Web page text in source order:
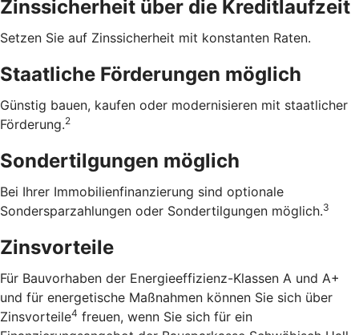
Zinssicherheit über die ­Kreditlaufzeit
Setzen Sie auf Zinssicherheit mit konstanten Raten.
Staatliche Förderungen möglich
Günstig bauen, kaufen oder modernisieren mit staatlicher
Förderung.2
Sondertilgungen möglich
Bei Ihrer Immobilienfinanzierung sind optionale
Sondersparzahlungen oder Sondertilgungen möglich.3
Zinsvorteile
Für Bauvorhaben der Energieeffizienz-Klassen A und A+
und für energetische Maßnahmen können Sie sich über
Zinsvorteile4 freuen, wenn Sie sich für ein